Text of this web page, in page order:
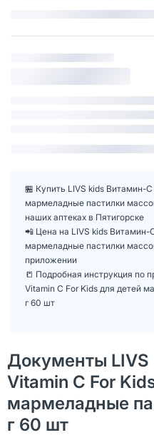
🏪 Купить LIVS kids Витамин-
мармеладные пастилки
наших аптеках в Пятигорске
📲 Цена на LIVS kids Витамин-
мармеладные пастилки
приложении
📒 Подробная инструкция по
Vitamin C For Kids для детей
г 60 шт
Документы
Vitamin C For
мармеладные
г 60 шт